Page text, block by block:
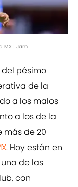
MX | Jam
pésimo
de la
a los malos
a los de la
más de 20
. Hoy están en
de las
con